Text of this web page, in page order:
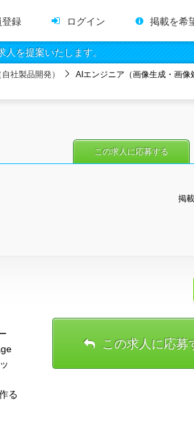
登録 ログイン 掲載を希
を提案いたします。
社製品開発）
AIエンジニア（画像生成・画像
掲
この求人に応募する
る
この求人に応募